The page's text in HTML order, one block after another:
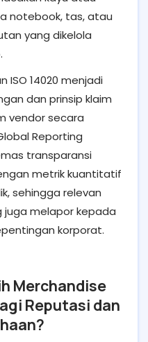
notebook, tas, atau
yang dikelola
ISO 14020 menjadi
dan prinsip klaim
vendor secara
Reporting
transparansi
metrik kuantitatif
sehingga relevan
melapor kepada
korporat.
Merchandise
Reputasi dan